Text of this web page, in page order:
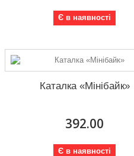
Є в наявності
Каталка «Мінібайк»
392.00
Є в наявності